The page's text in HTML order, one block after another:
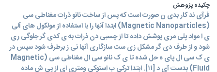
چکیده پژوهش
فرآی ند کار بدی ن صورت است که پس از ساخت نانو ذرات مغناطی سی
(Magnetic Nanoparticles) ابتدا آنها را با استفاده از مولکول های آلی
ی ا مواد پلی مری پوشش داده تا از چسبی دن ذرات به ی کدی گر جلوگی ری
شود و از طرف دی گر مشکل زی ست سازگاری آنها نی ز برطرف شود سپس در
ی ک سی ال پای ه حل شده تا ی ک نانو سی ال مغناطی سی (Magnetic
Fluid) بدست آی د [۱۱]. ابتدا ترکی ب استوکی ومتری ای از پی ش ماده